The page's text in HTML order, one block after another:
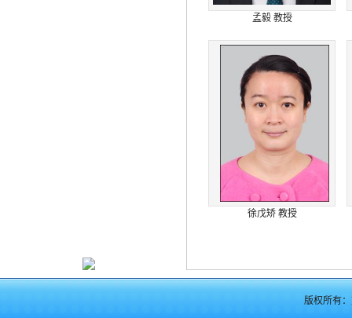
孟毅 教授
徐戊矫 教授
版权所有